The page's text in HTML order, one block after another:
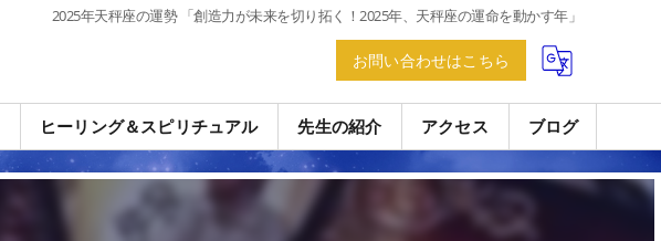
2025年天秤座の運勢 「創造力が未来を切り拓く！2025年、天秤座の運命を動かす年」
お問い合わせはこちら
ヒーリング＆スピリチュアル 先生の紹介 アクセス ブログ